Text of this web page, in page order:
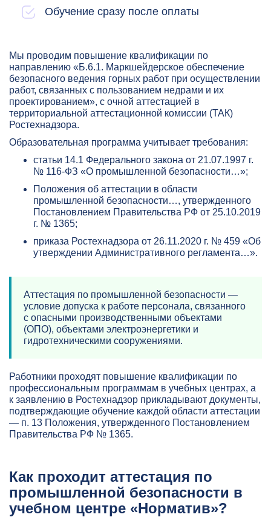
Обучение сразу после оплаты
Мы проводим повышение квалификации по
направлению «Б.6.1. Маркшейдерское обеспечение
безопасного ведения горных работ при осуществлении
работ, связанных с пользованием недрами и их
проектированием», с очной аттестацией в
территориальной аттестационной комиссии (ТАК)
Ростехнадзора.
Образовательная программа учитывает требования:
статьи 14.1 Федерального закона от 21.07.1997 г.
№ 116-ФЗ «О промышленной безопасности…»;
Положения об аттестации в области
промышленной безопасности…, утвержденного
Постановлением Правительства РФ от 25.10.2019
г. № 1365;
приказа Ростехнадзора от 26.11.2020 г. № 459 «Об
утверждении Административного регламента…».
Аттестация по промышленной безопасности —
условие допуска к работе персонала, связанного
с опасными производственными объектами
(ОПО), объектами электроэнергетики и
гидротехническими сооружениями.
Работники проходят повышение квалификации по
профессиональным программам в учебных центрах, а
к заявлению в Ростехнадзор прикладывают документы,
подтверждающие обучение каждой области аттестации
— п. 13 Положения, утвержденного Постановлением
Правительства РФ № 1365.
Как проходит аттестация по
промышленной безопасности в
учебном центре «Норматив»?